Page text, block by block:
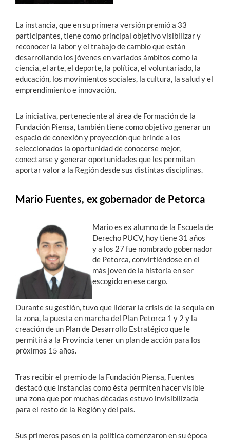
La instancia, que en su primera versión premió a 33
participantes, tiene como principal objetivo visibilizar y
reconocer la labor y el trabajo de cambio que están
desarrollando los jóvenes en variados ámbitos como la
ciencia, el arte, el deporte, la política, el voluntariado, la
educación, los movimientos sociales, la cultura, la salud y el
emprendimiento e innovación.
La iniciativa, perteneciente al área de Formación de la
Fundación Piensa, también tiene como objetivo generar un
espacio de conexión y proyección que brinde a los
seleccionados la oportunidad de conocerse mejor,
conectarse y generar oportunidades que les permitan
aportar valor a la Región desde sus distintas disciplinas.
Mario Fuentes, ex gobernador de Petorca
Mario es ex alumno de la Escuela de
Derecho PUCV, hoy tiene 31 años
y a los 27 fue nombrado gobernador
de Petorca, convirtiéndose en el
más joven de la historia en ser
escogido en ese cargo.
Durante su gestión, tuvo que liderar la crisis de la sequía en
la zona, la puesta en marcha del Plan Petorca 1 y 2 y la
creación de un Plan de Desarrollo Estratégico que le
permitirá a la Provincia tener un plan de acción para los
próximos 15 años.
Tras recibir el premio de la Fundación Piensa, Fuentes
destacó que instancias como ésta permiten hacer visible
una zona que por muchas décadas estuvo invisibilizada
para el resto de la Región y del país.
Sus primeros pasos en la política comenzaron en su época